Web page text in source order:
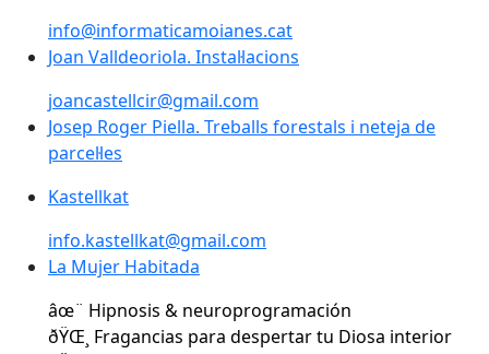
info@informaticamoianes.cat
Joan Valldeoriola. Instal·lacions
Joan Valldeoriola. Instal·lacions
joancastellcir@gmail.com
Josep Roger Piella. Treballs forestals i neteja de
parcel·les
Kastellkat
Kastellkat
info.kastellkat@gmail.com
La Mujer Habitada
La Mujer Habitada
âœ¨ Hipnosis & neuroprogramación
ðŸŒ¸ Fragancias para despertar tu Diosa interior